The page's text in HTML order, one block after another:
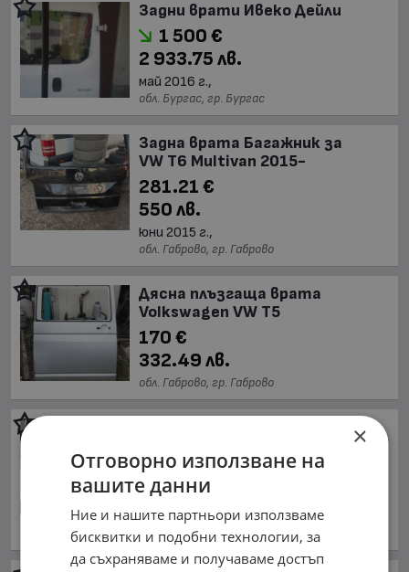
Задни врати Ивеко Дейли
1 500 €
2 933.75 лв.
май 2016 г.,
обл. Бургас, гр. Бургас
Задна врата Багажник за
VW T6 Multivan 2015-
281.21 €
550 лв.
юни 2015 г.,
обл. Габрово, гр. Габрово
Дясна плъзгаща врата
Volkswagen VW T5
170 €
332.49 лв.
обл. Габрово, гр. Габрово
255 €
498.74 лв.
май 2016 г.,
обл. Габрово, гр. Габрово
×
Отговорно използване на
вашите данни
Ние и нашите партньори използваме
бисквитки и подобни технологии, за
да съхраняваме и получаваме достъп